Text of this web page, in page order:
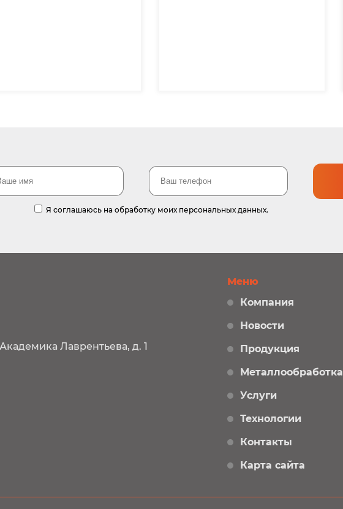
Я соглашаюсь на обработку моих персональных данных.
Лаврентьева, д. 1
Меню
Компания
Новости
Продукция
Металлообработка
Услуги
Технологии
Контакты
Карта сайта